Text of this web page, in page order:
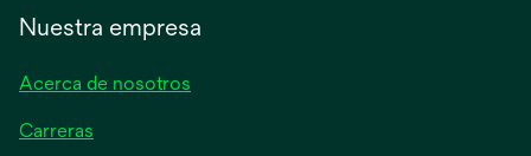
Nuestra empresa
Acerca de nosotros
Carreras